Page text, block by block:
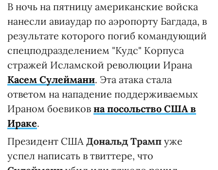
В ночь на пятницу американские войска
нанесли авиаудар по аэропорту Багдада, в
результате которого погиб командующий
спецподразделением "Кудс" Корпуса
стражей Исламской революции Ирана
Касем Сулеймани. Эта атака стала
ответом на нападение поддерживаемых
Ираном боевиков на посольство США в
Ираке.
Президент США Дональд Трамп уже
успел написать в твиттере, что